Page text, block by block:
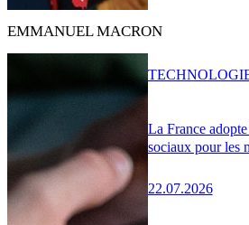
EMMANUEL MACRON
La France
sociaux pour les
22.07.2026